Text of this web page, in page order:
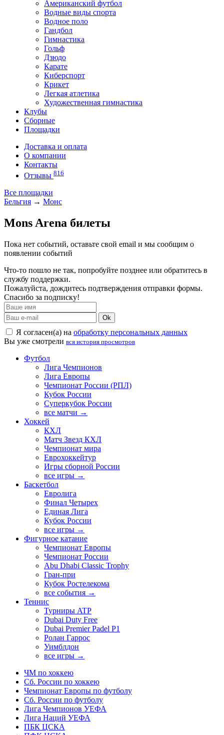
Американский футбол
Водные виды спорта
Водное поло
Гандбол
Гимнастика
Гольф
Дзюдо
Карате
Киберспорт
Крикет
Легкая атлетика
Художественная гимнастика
Клубы
Сборные
Площадки
Доставка и оплата
О компании
Контакты
Отзывы 816
Все площадки
Бельгия → Монс
Mons Arena билеты
Пока нет событий, оставьте свой email и мы сообщим о
появлении событий
Что-то пошло не так, попробуйте позднее или обратитесь в
службу поддержки.
Пожалуйста, дождитесь подтверждения отправки формы.
Спасибо за подписку!
Ok
Я согласен(а) на обработку персональных данных
Вы уже смотрели вся история просмотров
Футбол
Лига Чемпионов
Лига Европы
Чемпионат России (РПЛ)
Кубок России
Суперкубок России
все матчи →
Хоккей
КХЛ
Матч Звезд КХЛ
Чемпионат мира
Еврохоккейтур
Игры сборной России
все игры →
Баскетбол
Евролига
Финал Четырех
Единая Лига
Кубок России
все игры →
Фигурное катание
Чемпионат Европы
Чемпионат России
Abu Dhabi Classic Trophy
Гран-при
Кубок Ростелекома
все события →
Теннис
Турниры ATP
Dubai Duty Free
Dubai Premier Padel P1
Ролан Гаррос
Уимблдон
все игры →
ЧМ по хоккею
Сб. России по хоккею
Чемпионат Европы по футболу
Сб. России по футболу
Лига Чемпионов УЕФА
Лига Наций УЕФА
ПБК ЦСКА